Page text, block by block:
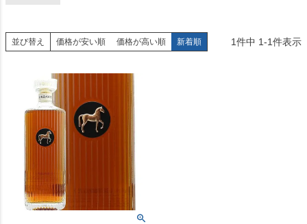
並び替え 価格が安い順 価格が高い順 新着順 1件中 1-1件表示